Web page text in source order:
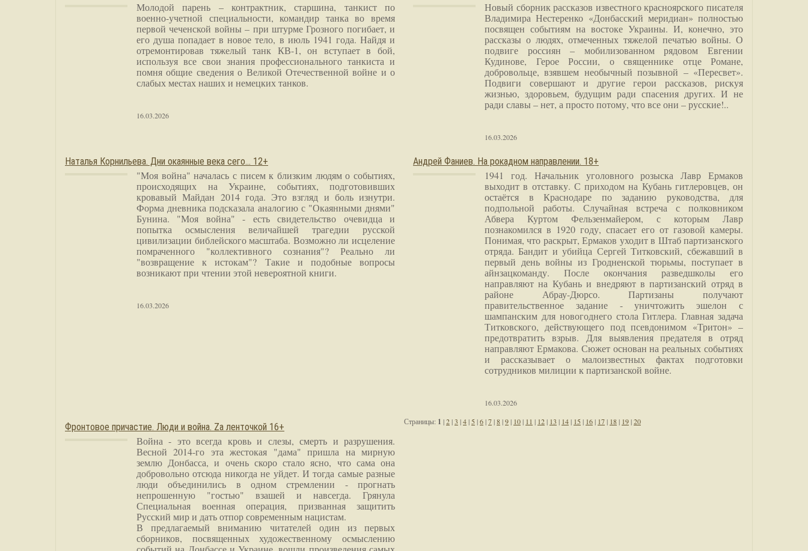
Молодой парень – контрактник, старшина, танкист по
военно-учетной специальности, командир танка во время
первой чеченской войны – при штурме Грозного погибает, и
его душа попадает в новое тело, в июль 1941 года. Найдя и
отремонтировав тяжелый танк КВ-1, он вступает в бой,
используя все свои знания профессионального танкиста и
помня общие сведения о Великой Отечественной войне и о
слабых местах наших и немецких танков.
16.03.2026
Новый сборник рассказов известного красноярского писателя
Владимира Нестеренко «Донбасский меридиан» полностью
посвящен событиям на востоке Украины. И, конечно, это
рассказы о людях, отмеченных тяжелой печатью войны. О
подвиге россиян – мобилизованном рядовом Евгении
Кудинове, Герое России, о священнике отце Романе,
добровольце, взявшем необычный позывной – «Пересвет».
Подвиги совершают и другие герои рассказов, рискуя
жизнью, здоровьем, будущим ради спасения других. И не
ради славы – нет, а просто потому, что все они – русские!..
16.03.2026
Наталья Корнильева. Дни окаянные века сего… 12+
"Моя война" началась с писем к близким людям о событиях,
происходящих на Украине, событиях, подготовивших
кровавый Майдан 2014 года. Это взгляд и боль изнутри.
Форма дневника подсказала аналогию с "Окаянными днями"
Бунина. "Моя война" - есть свидетельство очевидца и
попытка осмысления величайшей трагедии русской
цивилизации библейского масштаба. Возможно ли исцеление
помраченного "коллективного сознания"? Реально ли
"возвращение к истокам"? Такие и подобные вопросы
возникают при чтении этой невероятной книги.
16.03.2026
Андрей Фаниев. На рокадном направлении. 18+
1941 год. Начальник уголовного розыска Лавр Ермаков
выходит в отставку. С приходом на Кубань гитлеровцев, он
остаётся в Краснодаре по заданию руководства, для
подпольной работы. Случайная встреча с полковником
Абвера Куртом Фельзенмайером, с которым Лавр
познакомился в 1920 году, спасает его от газовой камеры.
Понимая, что раскрыт, Ермаков уходит в Штаб партизанского
отряда. Бандит и убийца Сергей Титковский, сбежавший в
первый день войны из Гродненской тюрьмы, поступает в
айнзацкоманду. После окончания разведшколы его
направляют на Кубань и внедряют в партизанский отряд в
районе Абрау-Дюрсо. Партизаны получают
правительственное задание - уничтожить эшелон с
шампанским для новогоднего стола Гитлера. Главная задача
Титковского, действующего под псевдонимом «Тритон» –
предотвратить взрыв. Для выявления предателя в отряд
направляют Ермакова. Сюжет основан на реальных событиях
и рассказывает о малоизвестных фактах подготовки
сотрудников милиции к партизанской войне.
16.03.2026
Фронтовое причастие. Люди и война. Zа ленточкой 16+
Война - это всегда кровь и слезы, смерть и разрушения.
Весной 2014-го эта жестокая "дама" пришла на мирную
землю Донбасса, и очень скоро стало ясно, что сама она
добровольно отсюда никогда не уйдет. И тогда самые разные
люди объединились в одном стремлении - прогнать
непрошенную "гостью" взашей и навсегда. Грянула
Специальная военная операция, призванная защитить
Русский мир и дать отпор современным нацистам.
В предлагаемый вниманию читателей один из первых
сборников, посвященных художественному осмыслению
Страницы: 1 |2|3 |4| 5 |6|7|8|9| 10| 11 | 12| 13 | 14| 15 | 16| 17| 18| 19|20